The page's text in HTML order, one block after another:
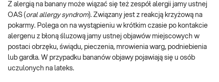
Z alergią na banany może wiązać się też zespół alergii jamy ustnej
OAS ( oral allergy syndrom). Związany jest z reakcją krzyżową na
pokarmy. Polega on na wystąpieniu w krótkim czasie po kontakcie
alergenu z błoną śluzową jamy ustnej objawów miejscowych w
postaci obrzęku, świądu, pieczenia, mrowienia warg, podniebienia
lub gardła. W przypadku bananów objawy pojawiają się u osób
uczulonych na lateks.